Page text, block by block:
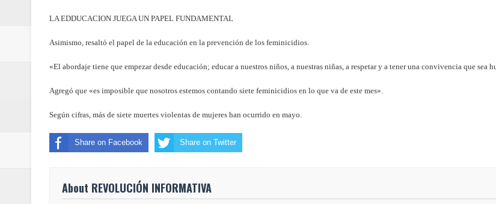
Aumentan a 4.734 los muertos por los terremotos en Venezuela
Rusia prohíbe exportaciones de diésel tras los ataques refinerías
Celebración de medallistas en San Juan podría costar alrededor de RD$6 millones,
LA EDDUCACION JUEGA UN PAPEL FUNDAMENTAL
Asimismo, resaltó el papel de la educación en la prevención de los feminicidios.
«El abordaje tiene que empezar desde educación; educar a nuestros niños, a nuestras niñas, a respetar y a tener una convivencia que sea
Agregó que «es imposible que nosotros estemos contando siete feminicidios en lo que va de este mes».
Según cifras, más de siete muertes violentas de mujeres han ocurrido en mayo.
Share on Facebook Share on Twitter
About REVOLUCIÓN INFORMATIVA